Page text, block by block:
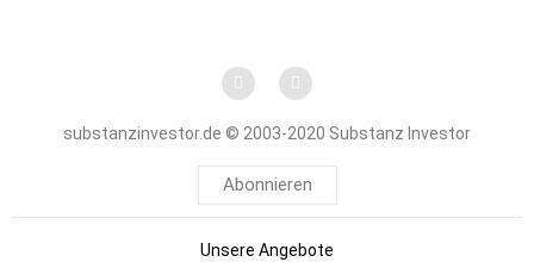
substanzinvestor.de © 2003-2020 Substanz Investor
Abonnieren
Unsere Angebote